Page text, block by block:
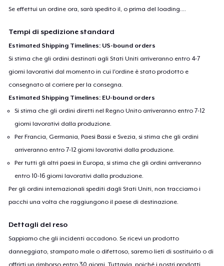
Se effettui un ordine ora, sarà spedito il, o prima delloading....
Tempi di spedizione standard
Estimated Shipping Timelines: US-bound orders
Si stima che gli ordini destinati agli Stati Uniti arriveranno entro 4-7
giorni lavorativi dal momento in cui l'ordine è stato prodotto e
consegnato al corriere per la consegna.
Estimated Shipping Timelines: EU-bound orders
Si stima che gli ordini diretti nel Regno Unito arriveranno entro 7-12
giorni lavorativi dalla produzione.
Per Francia, Germania, Paesi Bassi e Svezia, si stima che gli ordini
arriveranno entro 7-12 giorni lavorativi dalla produzione.
Per tutti gli altri paesi in Europa, si stima che gli ordini arriveranno
entro 10-16 giorni lavorativi dalla produzione.
Per gli ordini internazionali spediti dagli Stati Uniti, non tracciamo i
pacchi una volta che raggiungono il paese di destinazione.
Dettagli del reso
Sappiamo che gli incidenti accadono. Se ricevi un prodotto
danneggiato, stampato male o difettoso, saremo lieti di sostituirlo o di